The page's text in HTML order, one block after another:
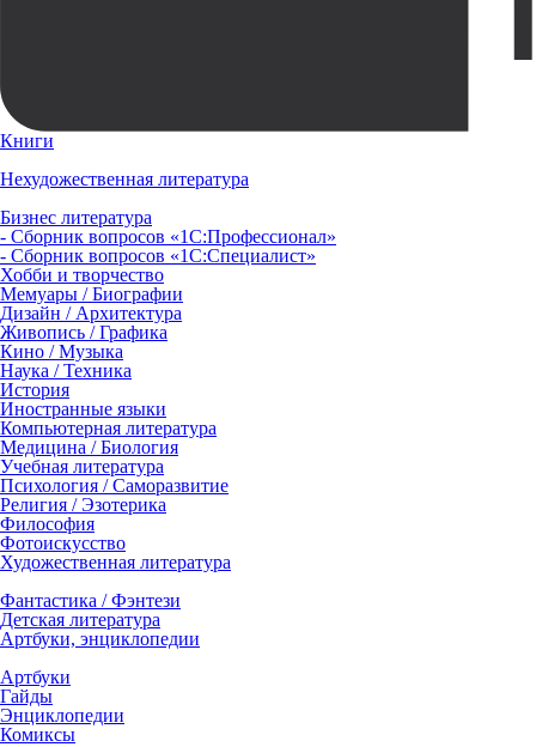
Книги
Нехудожественная литература
Бизнес литература
- Сборник вопросов «1С:Профессионал»
- Сборник вопросов «1С:Специалист»
Хобби и творчество
Мемуары / Биографии
Дизайн / Архитектура
Живопись / Графика
Кино / Музыка
Наука / Техника
История
Иностранные языки
Компьютерная литература
Медицина / Биология
Учебная литература
Психология / Саморазвитие
Религия / Эзотерика
Философия
Фотоискусство
Художественная литература
Фантастика / Фэнтези
Детская литература
Артбуки, энциклопедии
Артбуки
Гайды
Энциклопедии
Комиксы